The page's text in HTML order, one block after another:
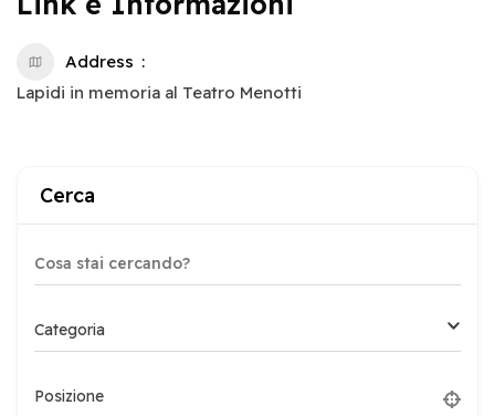
Address
Lapidi in memoria al Teatro Menotti
Cerca
Categoria
Posizione